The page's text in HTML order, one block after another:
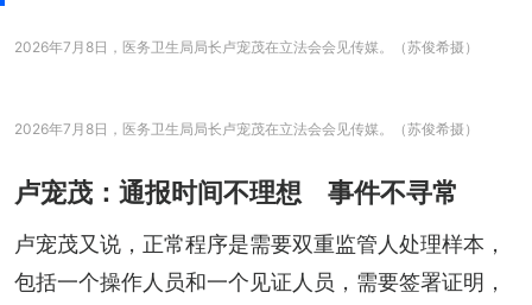
2026年7月8日，医务卫生局局长卢宠茂在立法会会见传媒。（苏俊希摄）
2026年7月8日，医务卫生局局长卢宠茂在立法会会见传媒。（苏俊希摄）
卢宠茂：通报时间不理想 事件不寻常
卢宠茂又说，正常程序是需要双重监管人处理样本，
包括一个操作人员和一个见证人员，需要签署证明，